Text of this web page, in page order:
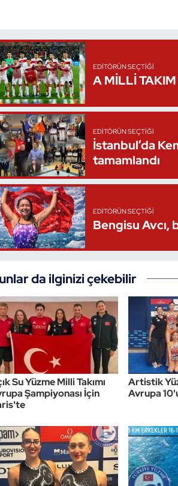
EDITÖRÜN SEÇTIĞI
A MİLLİ
EDITÖRÜN SEÇTIĞI
İstanbul’da
tamamlandı
EDITÖRÜN SEÇTIĞI
Bengisu Avcı,
da ilginizi çekebilir
Su Yüzme Milli Takımı
Şampiyonası İçin
Artistik
Avrupa
Fitness